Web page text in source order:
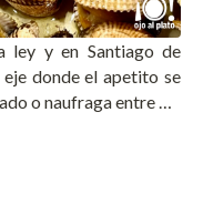
ley y en Santiago de
donde el apetito se
o naufraga entre …